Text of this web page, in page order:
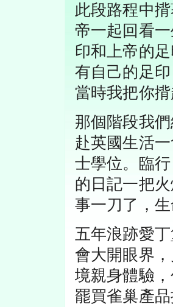
此段路程中
帝一起回看
印和上帝的
有自己的足
當時我把你
那個階段我
赴英國生活
士學位。臨
的日記一把
事一刀了，
五年浪跡愛
會大開眼界
境親身體驗
罷買雀巢產